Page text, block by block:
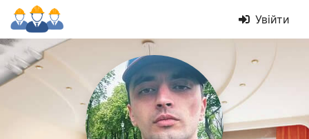
Увійти